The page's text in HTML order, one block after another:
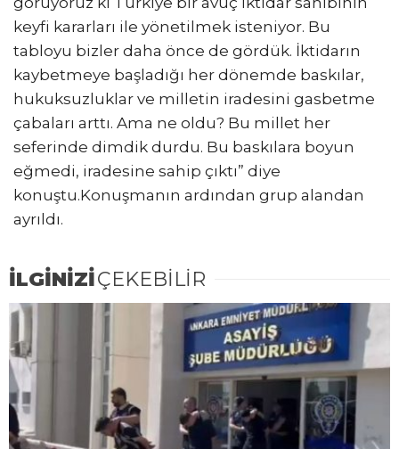
keyfi kararları ile yönetilmek isteniyor. Bu
tabloyu bizler daha önce de gördük. İktidarın
kaybetmeye başladığı her dönemde baskılar,
hukuksuzluklar ve milletin iradesini gasbetme
çabaları arttı. Ama ne oldu? Bu millet her
seferinde dimdik durdu. Bu baskılara boyun
eğmedi, iradesine sahip çıktı” diye
konuştu.Konuşmanın ardından grup alandan
ayrıldı.
İLGİNİZİÇEKEBİLİR